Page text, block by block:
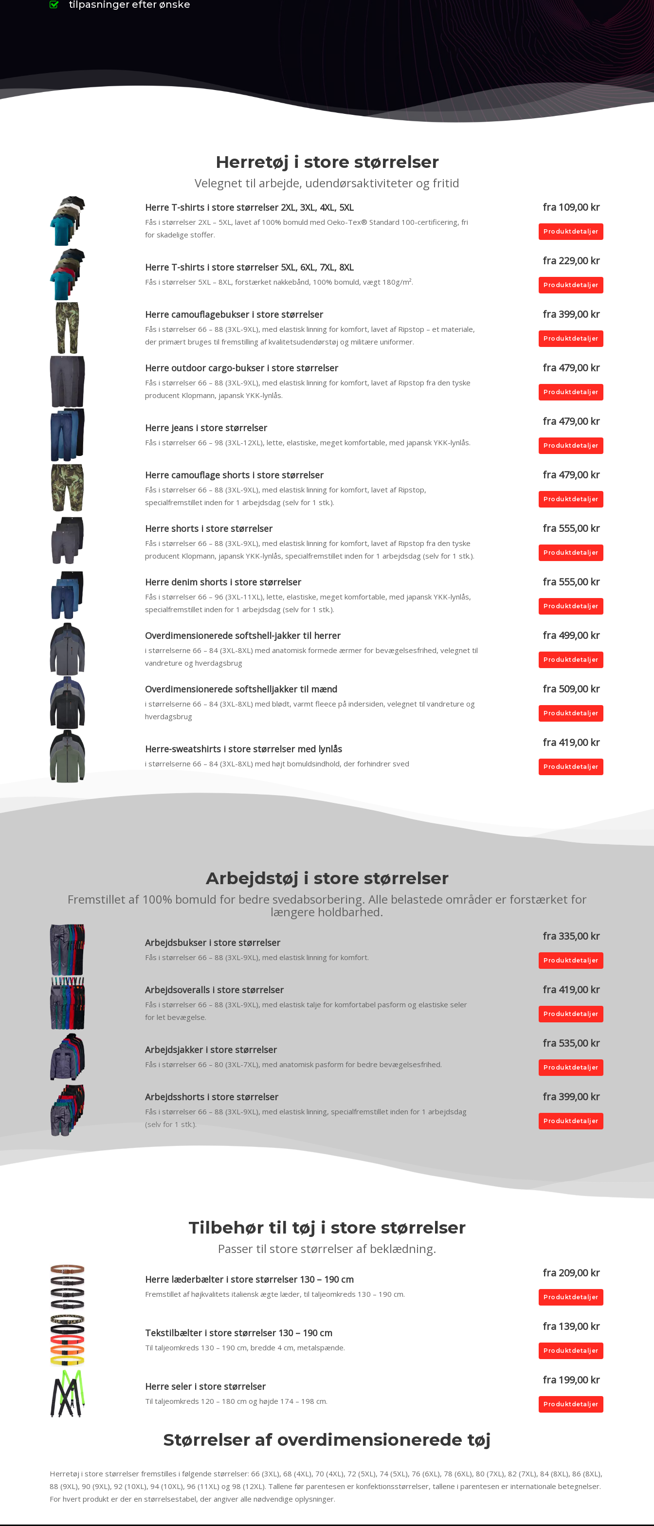
tilpasninger efter ønske
Herretøj i store størrelser
Velegnet til arbejde, udendørsaktiviteter og fritid
Herre T-shirts i store størrelser 2XL, 3XL, 4XL, 5XL
Fås i størrelser 2XL – 5XL, lavet af 100% bomuld med Oeko-Tex® Standard 100-certificering, fri
for skadelige stoffer.
fra 109,00 kr
Produktdetaljer
Herre T-shirts i store størrelser 5XL, 6XL, 7XL, 8XL
Fås i størrelser 5XL – 8XL, forstærket nakkebånd, 100% bomuld, vægt 180g/m².
fra 229,00 kr
Produktdetaljer
Herre camouflagebukser i store størrelser
Fås i størrelser 66 – 88 (3XL-9XL), med elastisk linning for komfort, lavet af Ripstop – et materiale,
der primært bruges til fremstilling af kvalitetsudendørstøj og militære uniformer.
fra 399,00 kr
Produktdetaljer
Herre outdoor cargo-bukser i store størrelser
Fås i størrelser 66 – 88 (3XL-9XL), med elastisk linning for komfort, lavet af Ripstop fra den tyske
producent Klopmann, japansk YKK-lynlås.
fra 479,00 kr
Produktdetaljer
Herre jeans i store størrelser
Fås i størrelser 66 – 98 (3XL-12XL), lette, elastiske, meget komfortable, med japansk YKK-lynlås.
fra 479,00 kr
Produktdetaljer
Herre camouflage shorts i store størrelser
Fås i størrelser 66 – 88 (3XL-9XL), med elastisk linning for komfort, lavet af Ripstop,
specialfremstillet inden for 1 arbejdsdag (selv for 1 stk.).
fra 479,00 kr
Produktdetaljer
Herre shorts i store størrelser
Fås i størrelser 66 – 88 (3XL-9XL), med elastisk linning for komfort, lavet af Ripstop fra den tyske
producent Klopmann, japansk YKK-lynlås, specialfremstillet inden for 1 arbejdsdag (selv for 1 stk.).
fra 555,00 kr
Produktdetaljer
Herre denim shorts i store størrelser
Fås i størrelser 66 – 96 (3XL-11XL), lette, elastiske, meget komfortable, med japansk YKK-lynlås,
specialfremstillet inden for 1 arbejdsdag (selv for 1 stk.).
fra 555,00 kr
Produktdetaljer
Overdimensionerede softshell-jakker til herrer
i størrelserne 66 – 84 (3XL-8XL) med anatomisk formede ærmer for bevægelsesfrihed, velegnet til
vandreture og hverdagsbrug
fra 499,00 kr
Produktdetaljer
Overdimensionerede softshelljakker til mænd
i størrelserne 66 – 84 (3XL-8XL) med blødt, varmt fleece på indersiden, velegnet til vandreture og
hverdagsbrug
fra 509,00 kr
Produktdetaljer
Herre-sweatshirts i store størrelser med lynlås
i størrelserne 66 – 84 (3XL-8XL) med højt bomuldsindhold, der forhindrer sved
fra 419,00 kr
Produktdetaljer
Arbejdstøj i store størrelser
Fremstillet af 100% bomuld for bedre svedabsorbering. Alle belastede områder er forstærket for
længere holdbarhed.
Arbejdsbukser i store størrelser
Fås i størrelser 66 – 88 (3XL-9XL), med elastisk linning for komfort.
fra 335,00 kr
Produktdetaljer
Arbejdsoveralls i store størrelser
Fås i størrelser 66 – 88 (3XL-9XL), med elastisk talje for komfortabel pasform og elastiske seler
for let bevægelse.
fra 419,00 kr
Produktdetaljer
Arbejdsjakker i store størrelser
Fås i størrelser 66 – 80 (3XL-7XL), med anatomisk pasform for bedre bevægelsesfrihed.
fra 535,00 kr
Produktdetaljer
Arbejdsshorts i store størrelser
Fås i størrelser 66 – 88 (3XL-9XL), med elastisk linning, specialfremstillet inden for 1 arbejdsdag
(selv for 1 stk.).
fra 399,00 kr
Produktdetaljer
Tilbehør til tøj i store størrelser
Passer til store størrelser af beklædning.
Herre læderbælter i store størrelser 130 – 190 cm
Fremstillet af højkvalitets italiensk ægte læder, til taljeomkreds 130 – 190 cm.
fra 209,00 kr
Produktdetaljer
Tekstilbælter i store størrelser 130 – 190 cm
Til taljeomkreds 130 – 190 cm, bredde 4 cm, metalspænde.
fra 139,00 kr
Produktdetaljer
Herre seler i store størrelser
Til taljeomkreds 120 – 180 cm og højde 174 – 198 cm.
fra 199,00 kr
Produktdetaljer
Størrelser af overdimensionerede tøj
Herretøj i store størrelser fremstilles i følgende størrelser: 66 (3XL), 68 (4XL), 70 (4XL), 72 (5XL), 74 (5XL), 76 (6XL), 78 (6XL), 80 (7XL), 82 (7XL), 84 (8XL), 86 (8XL),
88 (9XL), 90 (9XL), 92 (10XL), 94 (10XL), 96 (11XL) og 98 (12XL). Tallene før parentesen er konfektionsstørrelser, tallene i parentesen er internationale betegnelser.
For hvert produkt er der en størrelsestabel, der angiver alle nødvendige oplysninger.